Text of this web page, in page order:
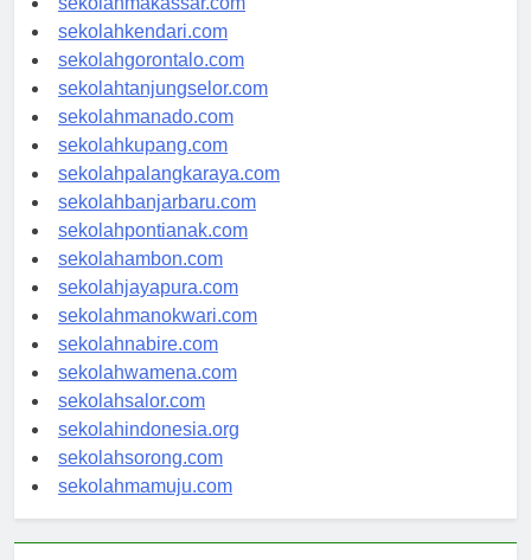
sekolahmakassar.com
sekolahkendari.com
sekolahgorontalo.com
sekolahtanjungselor.com
sekolahmanado.com
sekolahkupang.com
sekolahpalangkaraya.com
sekolahbanjarbaru.com
sekolahpontianak.com
sekolahambon.com
sekolahjayapura.com
sekolahmanokwari.com
sekolahnabire.com
sekolahwamena.com
sekolahsalor.com
sekolahindonesia.org
sekolahsorong.com